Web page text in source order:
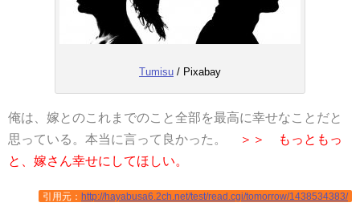
Tumisu / Pixabay
俺は、嫁とのこれまでのこと全部を最高に幸せなことだと
思っている。本当に言って良かった。
＞＞ もっともっ
と、嫁さん幸せにしてほしい。
引用元： http://hayabusa6.2ch.net/test/read.cgi/tomorrow/1438534383/